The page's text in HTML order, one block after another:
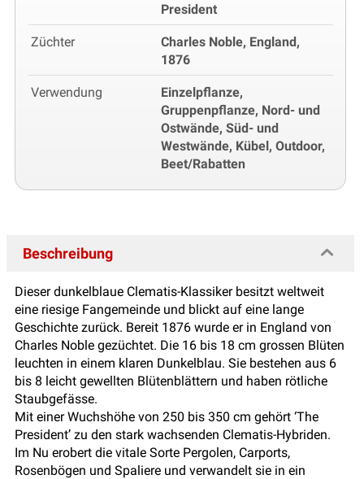
President
Züchter
Charles Noble, England,
1876
Verwendung
Einzelpflanze,
Gruppenpflanze, Nord- und
Ostwände, Süd- und
Westwände, Kübel, Outdoor,
Beet/Rabatten
Beschreibung
Dieser dunkelblaue Clematis-Klassiker besitzt weltweit
eine riesige Fangemeinde und blickt auf eine lange
Geschichte zurück. Bereit 1876 wurde er in England von
Charles Noble gezüchtet. Die 16 bis 18 cm grossen Blüten
leuchten in einem klaren Dunkelblau. Sie bestehen aus 6
bis 8 leicht gewellten Blütenblättern und haben rötliche
Staubgefässe.
Mit einer Wuchshöhe von 250 bis 350 cm gehört ‘The
President’ zu den stark wachsenden Clematis-Hybriden.
Im Nu erobert die vitale Sorte Pergolen, Carports,
Rosenbögen und Spaliere und verwandelt sie in ein